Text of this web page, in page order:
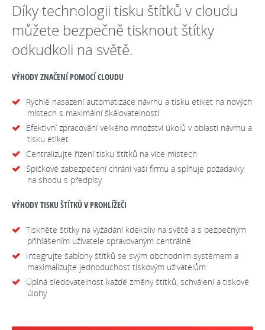
Díky technologii tisku štítků v cloudu
můžete bezpečně tisknout štítky
odkudkoli na světě.
VÝHODY ZNAČENÍ POMOCÍ CLOUDU
Rychlé nasazení automatizace návrhu a tisku etiket na nových
místech s maximální škálovatelností
Efektivní zpracování velkého množství úkolů v oblasti návrhu a
tisku etiket
Centralizujte řízení tisku štítků na více místech
Špičkové zabezpečení chrání vaši firmu a splňuje požadavky
na shodu s předpisy
VÝHODY TISKU ŠTÍTKŮ V PROHLÍŽEČI
Tiskněte štítky na vyžádání kdekoliv na světě a s bezpečným
přihlášením uživatele spravovaným centrálně
Integrujte šablony štítků se svým obchodním systémem a
maximalizujte jednoduchost tiskovým uživatelům
Úplná sledovatelnost každé změny štítků, schválení a tiskové
úlohy